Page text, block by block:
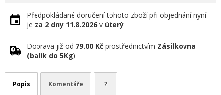
Předpokládané doručení tohoto zboží při objednání nyní
je za 2 dny 11.8.2026 v úterý
Doprava již od 79.00 Kč prostřednictvím Zásilkovna
(balík do 5Kg)
Popis Komentáře ?